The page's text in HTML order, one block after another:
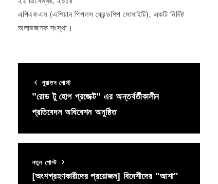
এপিএফএস (এশিয়ান পিপলস ফ্রেন্ডশিপ সোসাইটি), একটি নির্দিষ্ট
অলাভজনক সংস্থা।
পুরাতন পোস্ট
"রোড টু হোপ প্রজেক্ট" এর অন্তর্বর্তীকালীন
প্রতিবেদন অধিবেশন অনুষ্ঠিত
নতুন পোস্ট
[অংশগ্রহণকারীদের প্রয়োজন] বিদেশীদের "আশা"